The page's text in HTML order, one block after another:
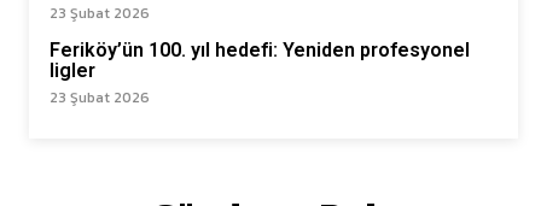
23 Şubat 2026
Feriköy’ün 100. yıl hedefi: Yeniden profesyonel
ligler
23 Şubat 2026